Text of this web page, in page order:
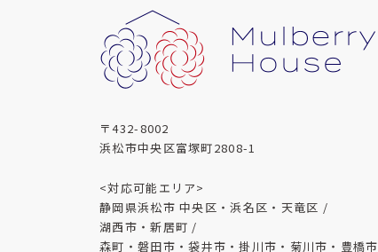
〒432-8002
浜松市中央区富塚町2808-1
<対応可能エリア>
静岡県浜松市 中央区・浜名区・天竜区 /
湖西市・新居町 /
森町・磐田市・袋井市・掛川市・菊川市・豊橋市